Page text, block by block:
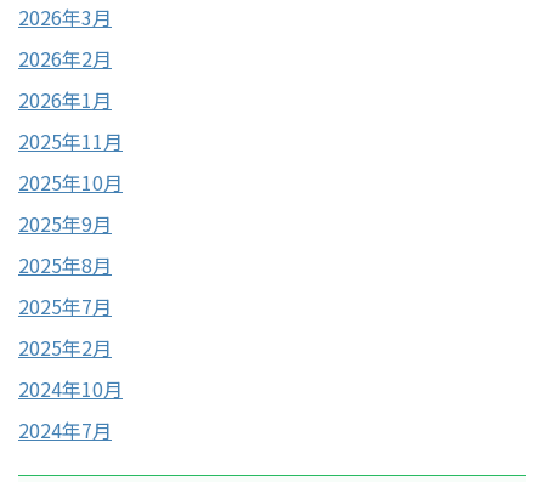
2026年3月
2026年2月
2026年1月
2025年11月
2025年10月
2025年9月
2025年8月
2025年7月
2025年2月
2024年10月
2024年7月